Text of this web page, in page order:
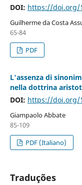
DOI: https://doi.org/
Guilherme da Costa
65-84
PDF
L'assenza di
nella dottrina
DOI: https://doi.org/
Giampaolo Abbate
85-109
PDF (Italiano)
Traduções